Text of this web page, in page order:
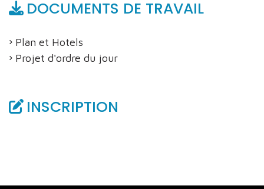
DOCUMENTS DE TRAVAIL
Plan et Hotels
Projet d'ordre du jour
INSCRIPTION